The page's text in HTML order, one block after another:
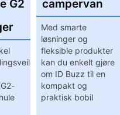
G2
campervan
Med smarte
løsninger og
fleksible produkter
kan du enkelt gjøre
om ID Buzz til en
kompakt og
praktisk bobil